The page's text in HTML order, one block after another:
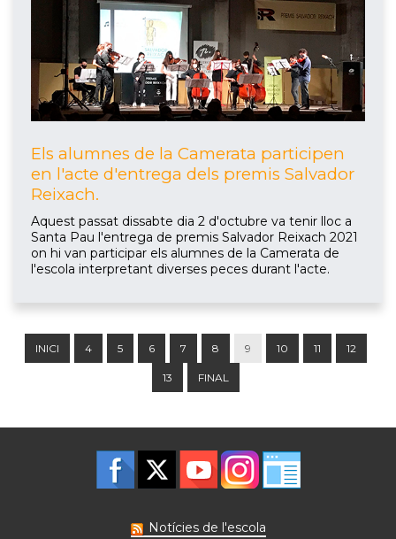
Els alumnes de la Camerata participen
en l'acte d'entrega dels premis Salvador
Reixach.
Aquest passat dissabte dia 2 d'octubre va tenir lloc a
Santa Pau l'entrega de premis Salvador Reixach 2021
on hi van participar els alumnes de la Camerata de
l'escola interpretant diverses peces durant l'acte.
INICI 4 5 6 7 8 9 10 11 12
13 FINAL
Notícies de l'escola